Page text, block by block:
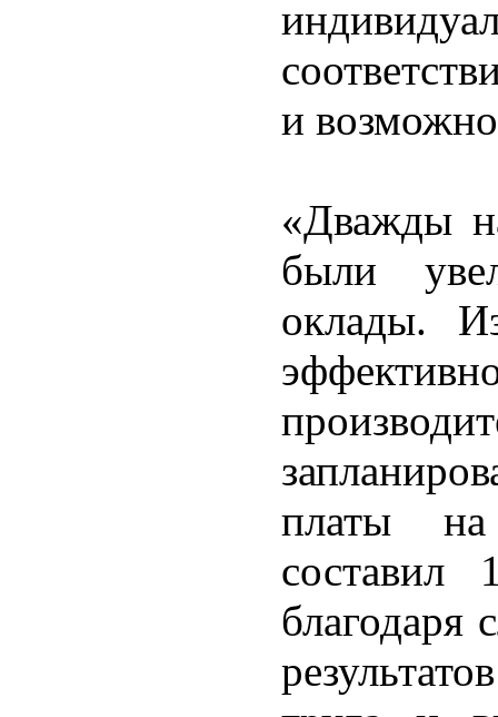
и
«Дважды
были
оклады.
платы
составил
благодаря